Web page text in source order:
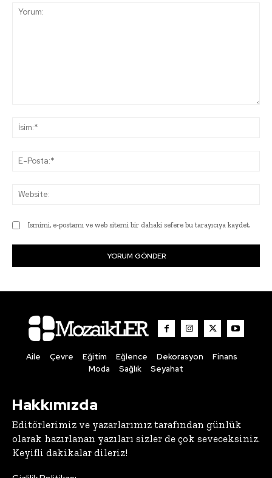
Ismimi, e-postamı ve web sitemi bir dahaki sefere bu tarayıcıya kaydet.
Aile Çevre Eğitim Eğlence Dekorasyon
Finans
Moda
Sağlık Seyahat
Hakkımızda
Editörlerimiz ve yazarlarımız tarafından günlük
olarak hazırlanan yazıları sizler de çok seveceksiniz.
Keyifli dakikalar dileriz!